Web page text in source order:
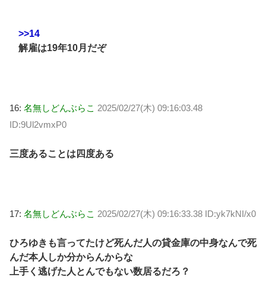
>>14
解雇は19年10月だぞ
16: 名無しどんぶらこ 2025/02/27(木) 09:16:03.48
ID:9Ul2vmxP0
三度あることは四度ある
17: 名無しどんぶらこ 2025/02/27(木) 09:16:33.38 ID:yk7kNI/x0
ひろゆきも言ってたけど死んだ人の貸金庫の中身なんで死
んだ本人しか分からんからな
上手く逃げた人とんでもない数居るだろ？